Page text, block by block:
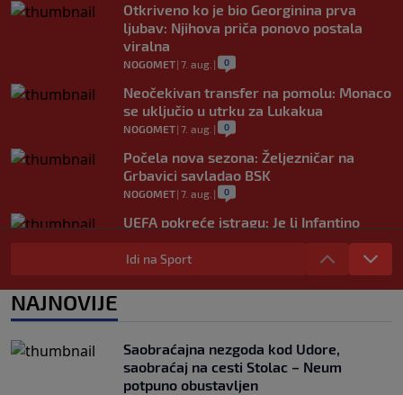
Otkriveno ko je bio Georginina prva
ljubav: Njihova priča ponovo postala
viralna
NOGOMET| 7. aug. | 0
Neočekivan transfer na pomolu: Monaco
se uključio u utrku za Lukakua
NOGOMET| 7. aug. | 0
Počela nova sezona: Željezničar na
Grbavici savladao BSK
NOGOMET| 7. aug. | 0
UEFA pokreće istragu: Je li Infantino
namjeravao prodati prava na Svjetsko
prvenstvo ispod cijene?
NOGOMET|
Idi na Sport
NAJNOVIJE
Saobraćajna nezgoda kod Udore,
saobraćaj na cesti Stolac – Neum
potpuno obustavljen